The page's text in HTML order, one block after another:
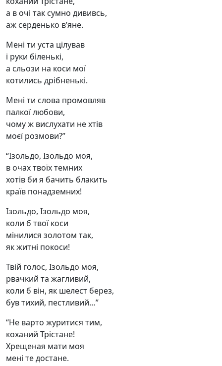
а в очі так сумно дививсь,
аж серденько в’яне.
Мені ти уста цілував
і руки біленькі,
а сльози на коси мої
котились дрібненькі.
Мені ти слова промовляв
палкої любови,
чому ж вислухати не хтів
моєї розмови?”
“Ізольдо, Ізольдо моя,
в очах твоїх темних
хотів би я бачить блакить
країв понадземних!
Ізольдо, Ізольдо моя,
коли б твої коси
мінилися золотом так,
як житні покоси!
Твій голос, Ізольдо моя,
рвачкий та жагливий,
коли б він, як шелест берез,
був тихий, пестливий…”
“Не варто журитися тим,
коханий Трістане!
Хрещеная мати моя
мені те достане.